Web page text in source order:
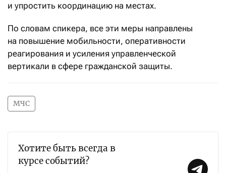
и упростить координацию на местах.
По словам спикера, все эти меры направлены
на повышение мобильности, оперативности
реагирования и усиления управленческой
вертикали в сфере гражданской защиты.
МЧС
Хотите быть всегда в
курсе событий?